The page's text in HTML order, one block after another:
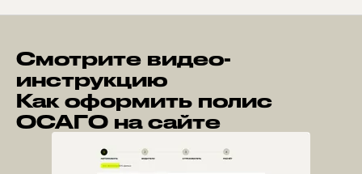
Смотрите видео-
инструкцию
Как оформить полис
ОСАГО на сайте